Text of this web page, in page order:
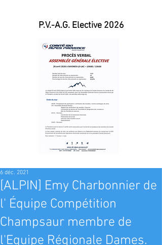
P.V.-A.G. Elective 2026
[ALPIN] Emy Charbonnier de
l' Équipe Compétition
Champsaur membre de
l'Equipe Régionale Dames.
6 déc. 2021